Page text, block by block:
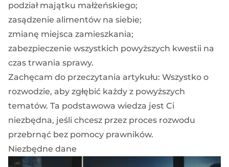
podział majątku małżeńskiego;
zasądzenie alimentów na siebie;
zmianę miejsca zamieszkania;
zabezpieczenie wszystkich powyższych kwestii na
czas trwania sprawy.
Zachęcam do przeczytania artykułu: Wszystko o
rozwodzie, aby zgłębić każdy z powyższych
tematów. Ta podstawowa wiedza jest Ci
niezbędna, jeśli chcesz przez proces rozwodu
przebrnąć bez pomocy prawników.
Niezbędne dane